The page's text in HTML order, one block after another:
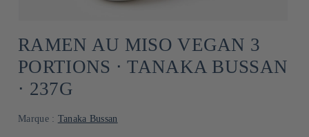
RAMEN AU MISO VEGAN 3
PORTIONS ⋅ TANAKA BUSSAN
⋅ 237G
Marque : Tanaka Bussan